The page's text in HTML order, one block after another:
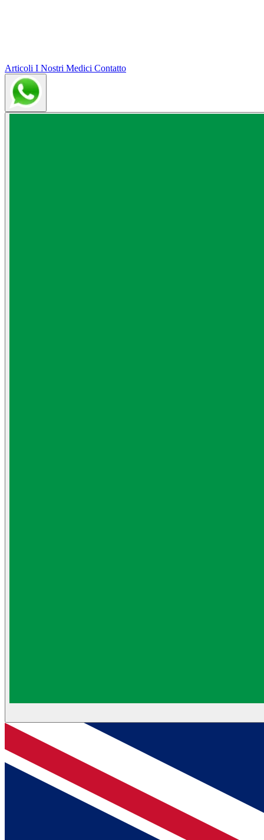
Articoli I Nostri Medici Contatto